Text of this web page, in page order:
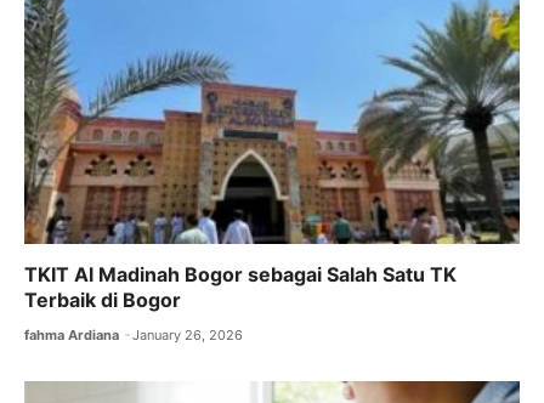
k
TKIT Al Madinah Bogor sebagai Salah Satu TK
Terbaik di Bogor
fahma Ardiana January 26, 2026